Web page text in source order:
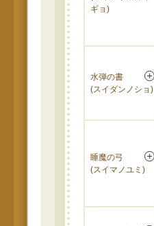
ギョ)
水弾の書
(スイダンノショ)
睡魔の弓
(スイマノユミ)